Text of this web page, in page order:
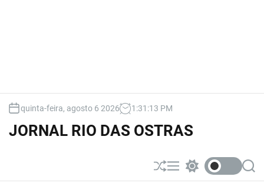
quinta-feira, agosto 6 2026 1 :31 :14 PM
JORNAL RIO DAS OSTRAS
S
h
M
e w
S
e